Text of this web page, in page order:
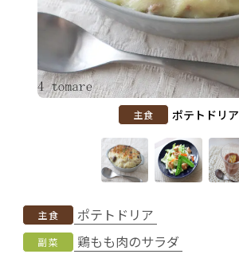
主食 ポテトドリア
主食 ポテトドリア
副菜 鶏もも肉のサラダ